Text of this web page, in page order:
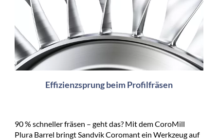
Effizienzsprung beim Profilfräsen
90 % schneller fräsen – geht das? Mit dem CoroMill
Plura Barrel bringt Sandvik Coromant ein Werkzeug auf